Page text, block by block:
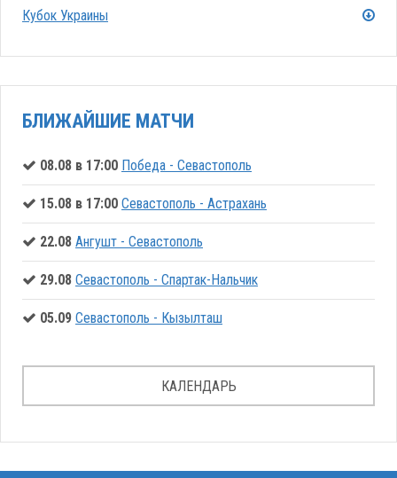
Кубок Украины
БЛИЖАЙШИЕ МАТЧИ
08.08 в 17:00 Победа - Севастополь
15.08 в 17:00 Севастополь - Астрахань
22.08 Ангушт - Севастополь
29.08 Севастополь - Спартак-Нальчик
05.09 Севастополь - Кызылташ
КАЛЕНДАРЬ